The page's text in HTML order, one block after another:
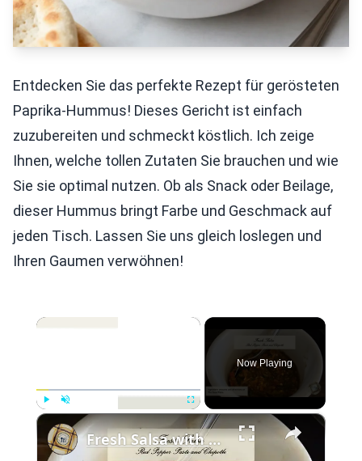
Entdecken Sie das perfekte Rezept für gerösteten
Paprika-Hummus! Dieses Gericht ist einfach
zuzubereiten und schmeckt köstlich. Ich zeige
Ihnen, welche tollen Zutaten Sie brauchen und wie
Sie sie optimal nutzen. Ob als Snack oder Beilage,
dieser Hummus bringt Farbe und Geschmack auf
jeden Tisch. Lassen Sie uns gleich loslegen und
Ihren Gaumen verwöhnen!
×
Unmute Fullscreen
Now Playing
×
Fresh Salsa with Pepper Paste